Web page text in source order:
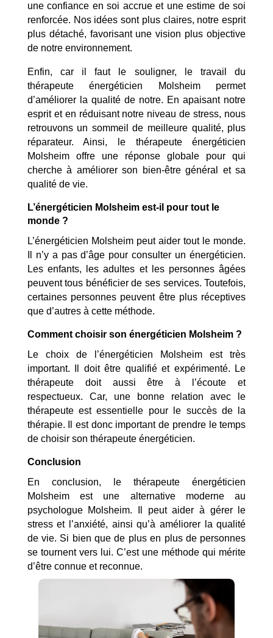
une confiance en soi accrue et une estime de soi
renforcée. Nos idées sont plus claires, notre esprit
plus détaché, favorisant une vision plus objective
de notre environnement.
Enfin, car il faut le souligner, le travail du
thérapeute énergéticien Molsheim permet
d’améliorer la qualité de notre. En apaisant notre
esprit et en réduisant notre niveau de stress, nous
retrouvons un sommeil de meilleure qualité, plus
réparateur. Ainsi, le thérapeute énergéticien
Molsheim offre une réponse globale pour qui
cherche à améliorer son bien-être général et sa
qualité de vie.
L’énergéticien Molsheim est-il pour tout le
monde ?
L’énergéticien Molsheim peut aider tout le monde.
Il n’y a pas d’âge pour consulter un énergéticien.
Les enfants, les adultes et les personnes âgées
peuvent tous bénéficier de ses services. Toutefois,
certaines personnes peuvent être plus réceptives
que d’autres à cette méthode.
Comment choisir son énergéticien Molsheim ?
Le choix de l’énergéticien Molsheim est très
important. Il doit être qualifié et expérimenté. Le
thérapeute doit aussi être à l’écoute et
respectueux. Car, une bonne relation avec le
thérapeute est essentielle pour le succès de la
thérapie. Il est donc important de prendre le temps
de choisir son thérapeute énergéticien.
Conclusion
En conclusion, le thérapeute énergéticien
Molsheim est une alternative moderne au
psychologue Molsheim. Il peut aider à gérer le
stress et l’anxiété, ainsi qu’à améliorer la qualité
de vie. Si bien que de plus en plus de personnes
se tournent vers lui. C’est une méthode qui mérite
d’être connue et reconnue.